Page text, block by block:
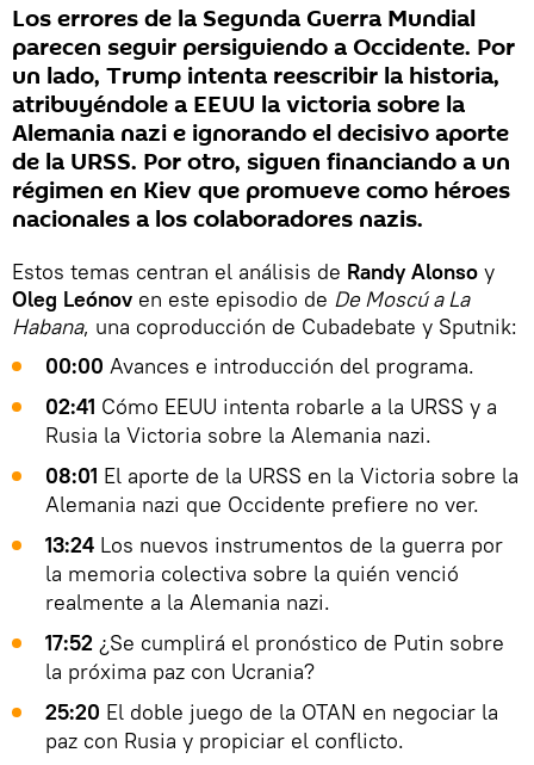
Los errores de la Segunda Guerra Mundial
parecen seguir persiguiendo a Occidente. Por
un lado, Trump intenta reescribir la historia,
atribuyéndole a EEUU la victoria sobre la
Alemania nazi e ignorando el decisivo aporte
de la URSS. Por otro, siguen financiando a un
régimen en Kiev que promueve como héroes
nacionales a los colaboradores nazis.
Estos temas centran el análisis de Randy Alonso y
Oleg Leónov en este episodio de De Moscú a La
Habana, una coproducción de Cubadebate y Sputnik:
00:00 Avances e introducción del programa.
02:41 Cómo EEUU intenta robarle a la URSS y a
Rusia la Victoria sobre la Alemania nazi.
08:01 El aporte de la URSS en la Victoria sobre la
Alemania nazi que Occidente prefiere no ver.
13:24 Los nuevos instrumentos de la guerra por
la memoria colectiva sobre la quién venció
realmente a la Alemania nazi.
17:52 ¿Se cumplirá el pronóstico de Putin sobre
la próxima paz con Ucrania?
25:20 El doble juego de la OTAN en negociar la
paz con Rusia y propiciar el conflicto.